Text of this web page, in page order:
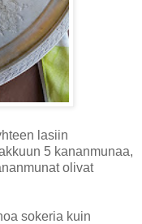
lasiin
5 kananmunaa,
olivat
sokeria kuin